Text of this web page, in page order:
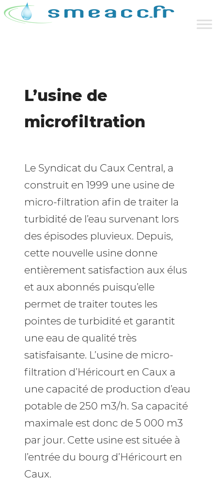
L’usine de
microfiltration
Le Syndicat du Caux Central, a
construit en 1999 une usine de
micro-filtration afin de traiter la
turbidité de l’eau survenant lors
des épisodes pluvieux. Depuis,
cette nouvelle usine donne
entièrement satisfaction aux élus
et aux abonnés puisqu’elle
permet de traiter toutes les
pointes de turbidité et garantit
une eau de qualité très
satisfaisante. L’usine de micro-
filtration d’Héricourt en Caux a
une capacité de production d’eau
potable de 250 m3/h. Sa capacité
maximale est donc de 5 000 m3
par jour. Cette usine est située à
l’entrée du bourg d’Héricourt en
Caux.